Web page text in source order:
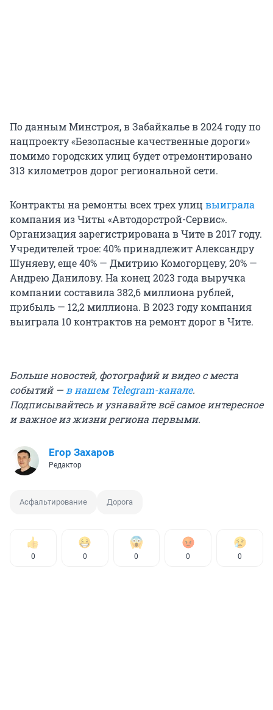
По данным Минстроя, в Забайкалье в 2024 году по
нацпроекту «Безопасные качественные дороги»
помимо городских улиц будет отремонтировано
313 километров дорог региональной сети.
Контракты на ремонты всех трех улиц выиграла
компания из Читы «Автодорстрой-Сервис».
Организация зарегистрирована в Чите в 2017 году.
Учредителей трое: 40% принадлежит Александру
Шуняеву, еще 40% — Дмитрию Комогорцеву, 20% —
Андрею Данилову. На конец 2023 года выручка
компании составила 382,6 миллиона рублей,
прибыль — 12,2 миллиона. В 2023 году компания
выиграла 10 контрактов на ремонт дорог в Чите.
Больше новостей, фотографий и видео с места
событий —в нашем Telegram-канале.
Подписывайтесь и узнавайте всё самое интересное
и важное из жизни региона первыми.
Егор Захаров
Редактор
Асфальтирование Дорога
0 0 0 0 0